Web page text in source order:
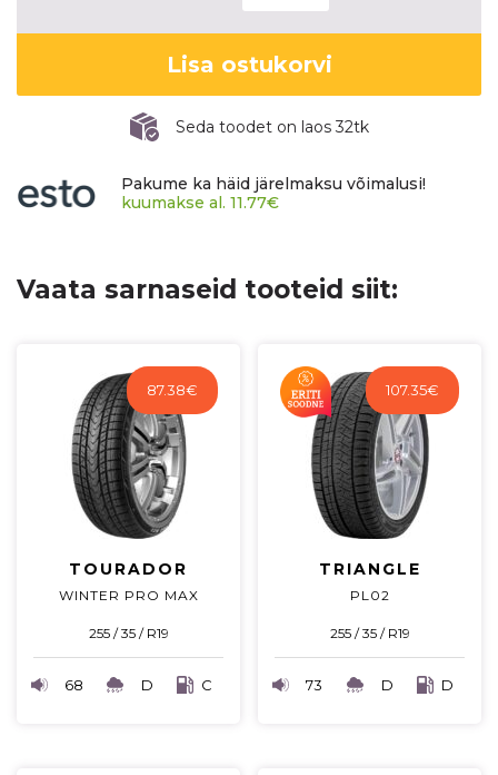
ICE
SNOW+
kogus
Lisa ostukorvi
Seda toodet on laos 32tk
Pakume ka häid järelmaksu võimalusi!
kuumakse al. 11.77€
Vaata sarnaseid tooteid siit:
87.38€
TOURADOR
WINTER PRO MAX
255 / 35 / R19
68 D C
107.35€
TRIANGLE
PL02
255 / 35 / R19
73 D D